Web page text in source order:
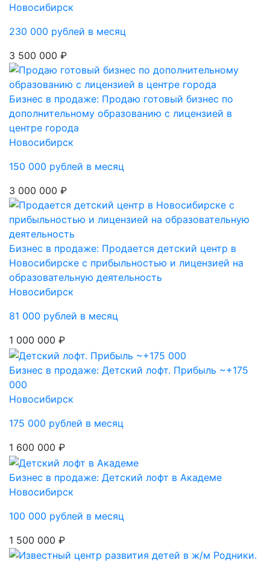
Новосибирск
230 000 рублей в месяц
3 500 000 ₽
Бизнес в продаже: Продаю готовый бизнес по
дополнительному образованию с лицензией в
центре города
Новосибирск
150 000 рублей в месяц
3 000 000 ₽
Бизнес в продаже: Продается детский центр в
Новосибирске с прибыльностью и лицензией на
образовательную деятельность
Новосибирск
81 000 рублей в месяц
1 000 000 ₽
Бизнес в продаже: Детский лофт. Прибыль ~+175
000
Новосибирск
175 000 рублей в месяц
1 600 000 ₽
Бизнес в продаже: Детский лофт в Академе
Новосибирск
100 000 рублей в месяц
1 500 000 ₽